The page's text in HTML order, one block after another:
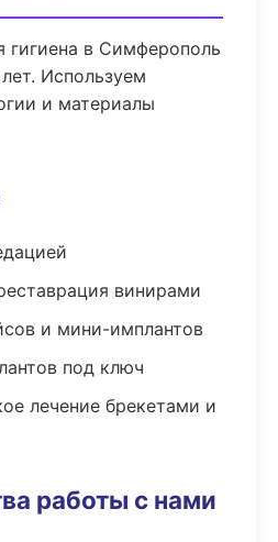
гигиена в Симферополь
Используем
и материалы
винирами
и мини-имплантов
под ключ
лечение брекетами и
работы с нами